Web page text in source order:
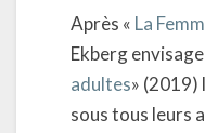
Après « La
Ekberg
adultes» (2019)
sous tous leurs